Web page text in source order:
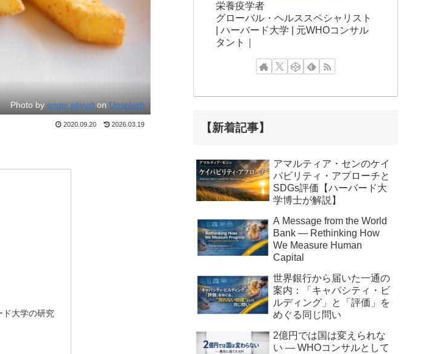
Photo byengin akyurt on Unsplash
2020.09.20 2026.03.19
ド大学の研究
栄養疫学者
グローバル・ヘルススペシャリスト
| ハーバード大学 | 元WHOコンサル
タント｜
【新着記事】
アマルティア・センのケイ
パビリティ・アプローチと
SDGs評価【ハーバード大
学博士が解説】
A Message from the World
Bank — Rethinking How
We Measure Human
Capital
世界銀行から届いた一通の
案内：「キャパシティ・ビ
ルディング」と「評価」を
めぐる同じ問い
2億円では国は変えられな
い ― WHOコンサルとして